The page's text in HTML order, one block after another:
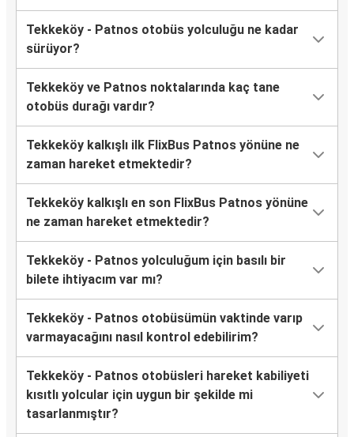
Tekkeköy - Patnos otobüs yolculuğu ne kadar
sürüyor?
Tekkeköy ve Patnos noktalarında kaç tane
otobüs durağı vardır?
Tekkeköy kalkışlı ilk FlixBus Patnos yönüne ne
zaman hareket etmektedir?
Tekkeköy kalkışlı en son FlixBus Patnos yönüne
ne zaman hareket etmektedir?
Tekkeköy - Patnos yolculuğum için basılı bir
bilete ihtiyacım var mı?
Tekkeköy - Patnos otobüsümün vaktinde varıp
varmayacağını nasıl kontrol edebilirim?
Tekkeköy - Patnos otobüsleri hareket kabiliyeti
kısıtlı yolcular için uygun bir şekilde mi
tasarlanmıştır?